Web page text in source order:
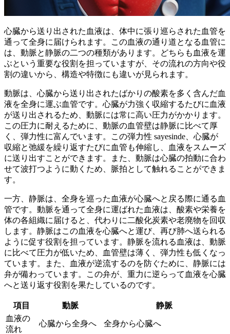
心臓から送り出された血液は、体中に張り巡らされた血管を
通って全身に届けられます。この血液の通り道となる血管に
は、動脈と静脈の二つの種類があります。どちらも血液を運
ぶという重要な役割を担っていますが、その流れの方向や役
割の違いから、構造や特徴にも違いが見られます。
動脈は、心臓から送り出されたばかりの酸素を多く含んだ血
液を全身に運ぶ血管です。 心臓が力強く収縮するたびに血液
が送り出されるため、動脈には常に高い圧力がかかります。
この圧力に耐えるために、動脈の血管壁は静脈に比べて厚
く、弾力性に富んでいます。この弾力性 sayesinde、心臓が
収縮と弛緩を繰り返すたびに血管も伸縮し、血液をスムーズ
に送り出すことができます。また、動脈は心臓の拍動に合わ
せて波打つように動くため、脈拍として触れることができま
す。
一方、静脈は、全身を巡った血液が心臓へと戻る際に通る血
管です。動脈を通って全身に運ばれた血液は、酸素や栄養を
体の各組織に届けると、代わりに二酸化炭素や老廃物を回収
します。静脈はこの血液を心臓へと運び、再び肺へ送られる
ように促す役割を担っています。静脈を流れる血液は、動脈
に比べて圧力が低いため、血管壁は薄く、弾力性も低くなっ
ています。また、
血液が逆流するのを防ぐために、静脈には
弁が備わっています。
この弁が、重力に逆らって血液を心臓
へと送り返す役割を果たしているのです。
項目 動脈
静脈
血液の
流れ
心臓から全身へ 全身から心臓へ